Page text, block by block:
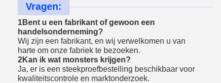
Vragen:
1Bent u een fabrikant of gewoon een
handelsonderneming?
Wij zijn een fabrikant, en wij verwelkomen u van
harte om onze fabriek te bezoeken.
2Kan ik wat monsters krijgen?
Ja, er is een steekproefbestelling beschikbaar voor
kwaliteitscontrole en marktonderzoek.